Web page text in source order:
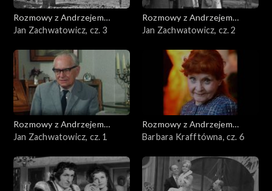
Rozmowy z Andrzejem
Doboszem
Jan Zachwatowicz, cz. 3
Rozmowy z Andrzejem
Doboszem
Jan Zachwatowicz, cz. 2
Rozmowy z Andrzejem
Doboszem
Jan Zachwatowicz, cz. 1
Rozmowy z Andrzejem
Doboszem
Barbara Krafftówna, cz. 6